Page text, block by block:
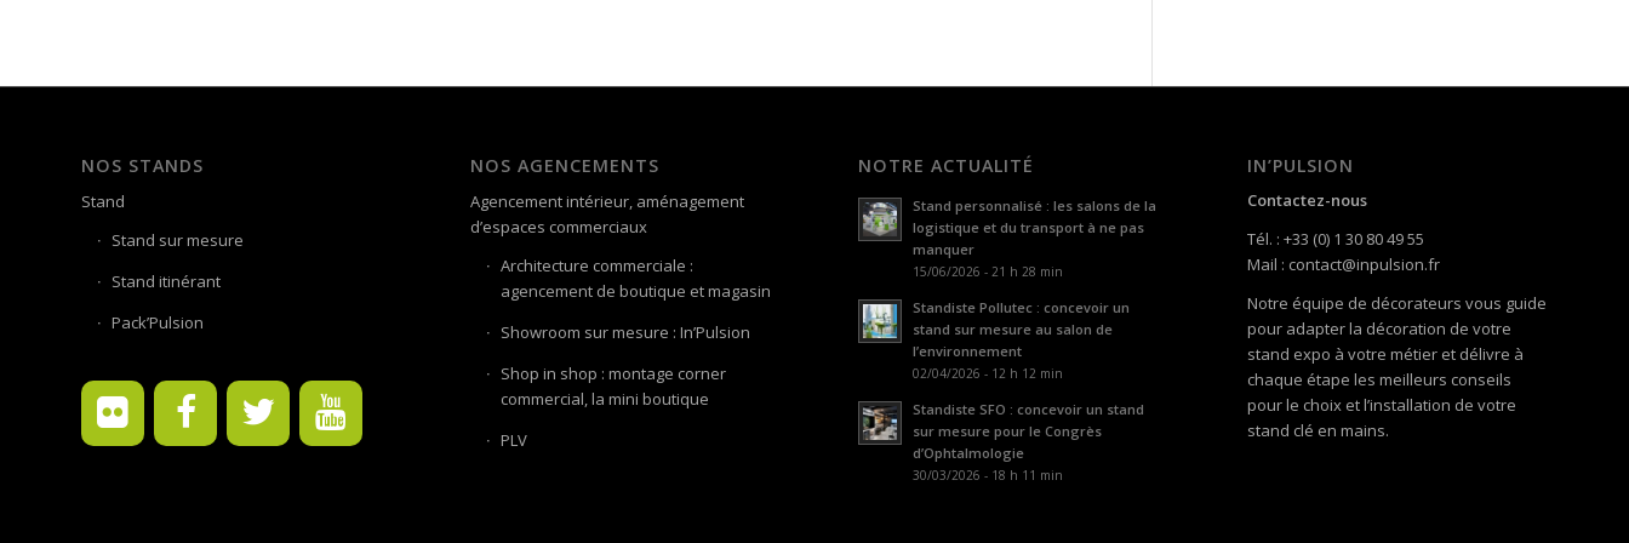
NOS STANDS
Stand
Stand sur mesure
Stand itinérant
Pack’Pulsion
NOS AGENCEMENTS
Agencement intérieur, aménagement
d’espaces commerciaux
Architecture commerciale :
agencement de boutique et magasin
Showroom sur mesure : In’Pulsion
Shop in shop : montage corner
commercial, la mini boutique
PLV
NOTRE ACTUALITÉ
Stand personnalisé : les salons de la
logistique et du transport à ne pas
manquer
15/06/2026 - 21 h 28 min
Standiste Pollutec : concevoir un
stand sur mesure au salon de
l’environnement
02/04/2026 - 12 h 12 min
Standiste SFO : concevoir un stand
sur mesure pour le Congrès
d’Ophtalmologie
30/03/2026 - 18 h 11 min
IN’PULSION
Contactez-nous
Tél. : +33 (0) 1 30 80 49 55
Mail : contact@inpulsion.fr
Notre équipe de décorateurs vous guide
pour adapter la décoration de votre
stand expo à votre métier et délivre à
chaque étape les meilleurs conseils
pour le choix et l’installation de votre
stand clé en mains.